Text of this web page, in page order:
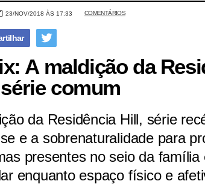
23/NOV/2018 ÀS 17:33 COMENTÁRIOS
A maldição da
comum
da Residência Hill, série
e a sobrenaturalidade para
presentes no seio da
enquanto espaço físico e